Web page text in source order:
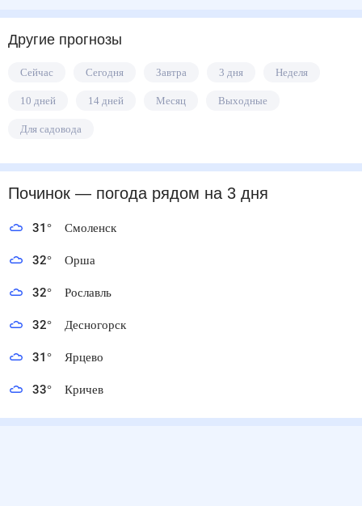
Другие прогнозы
Сейчас Сегодня Завтра 3 дня Неделя
10 дней 14 дней Месяц Выходные
Для садовода
Починок — погода рядом на 3 дня
31° Смоленск
32° Орша
32° Рославль
32° Десногорск
31° Ярцево
33° Кричев